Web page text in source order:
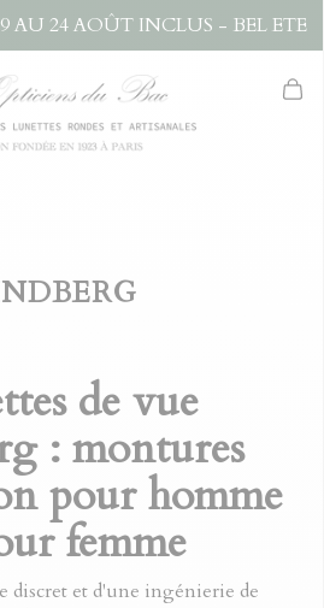
AU 24 AOÛT INCLUS - BEL ETE
de vue
: montures
pour homme
femme
discret et d'une ingénierie de